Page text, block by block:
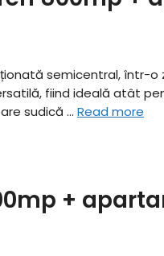
semicentral, într-o
fiind ideală atât
sudică … Read more
+